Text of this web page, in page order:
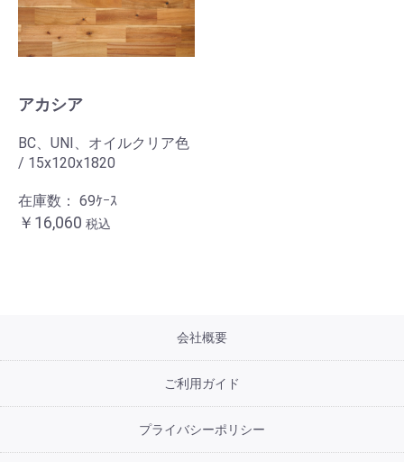
アカシア
BC、UNI、オイルクリア色
/ 15x120x1820
在庫数： 69ｹｰｽ
￥16,060
会社概要
ご利用ガイド
プライバシーポリシー